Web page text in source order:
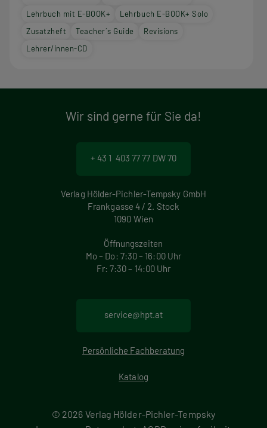
Lehrbuch mit E-BOOK+
Lehrbuch E-BOOK+ Solo
Zusatzheft
Teacher´s Guide
Revisions
Lehrer/innen-CD
Wir sind gerne für Sie da!
+ 43 1 403 77 77 DW 70
Verlag Hölder-Pichler-Tempsky GmbH
Frankgasse 4 / 2. Stock
1090 Wien
Öffnungszeiten
Mo – Do: 7:30 – 16:00 Uhr
Fr: 7:30 – 14:00 Uhr
service@hpt.at
Persönliche Fachberatung
Katalog
© 2026 Verlag Hölder-Pichler-Tempsky